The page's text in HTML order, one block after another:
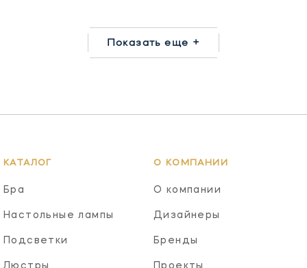
Показать еще +
КАТАЛОГ
Бра
Настольные лампы
Подсветки
Люстры
О КОМПАНИИ
О компании
Дизайнеры
Бренды
Проекты